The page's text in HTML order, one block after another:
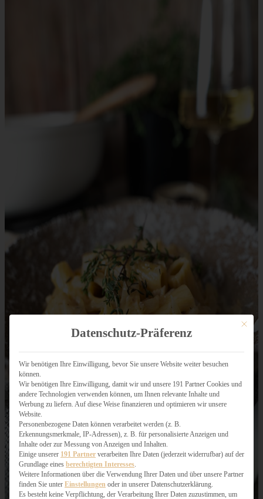
Mit
Datenschutz-Präferenz
Wir benötigen Ihre Einwilligung, bevor Sie unsere Website weiter besuchen
können.
Wir benötigen Ihre Einwilligung, damit wir und unsere 191 Partner Cookies und
andere Technologien verwenden können, um Ihnen relevante Inhalte und
Werbung zu liefern. Auf diese Weise finanzieren und optimieren wir unsere
Website.
Personenbezogene Daten können verarbeitet werden (z. B.
Erkennungsmerkmale, IP-Adressen), z. B. für personalisierte Anzeigen und
Inhalte oder zur Messung von Anzeigen und Inhalten.
Einige unserer 191 Partner verarbeiten Ihre Daten (jederzeit widerrufbar) auf der
Grundlage eines berechtigten Interesses
Weitere Informationen über die Verwendung Ihrer Daten und über unsere Partner
finden Sie unter Einstellungen oder in unserer Datenschutzerklärung.
Es besteht keine Verpflichtung, der Verarbeitung Ihrer Daten zuzustimmen, um